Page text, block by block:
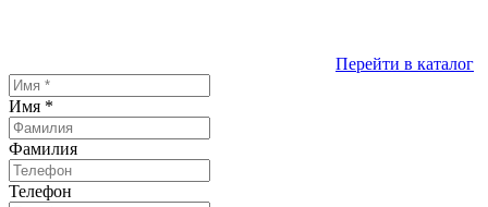
Перейти в каталог
Имя *
Фамилия
Телефон